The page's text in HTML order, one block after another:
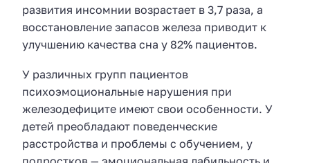
развития инсомнии возрастает в 3,7 раза, а
восстановление запасов железа приводит к
улучшению качества сна у 82% пациентов.
У различных групп пациентов
психоэмоциональные нарушения при
железодефиците имеют свои особенности. У
детей преобладают поведенческие
расстройства и проблемы с обучением, у